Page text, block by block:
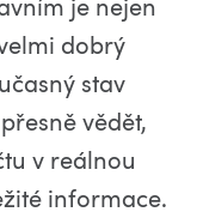
dobrý
stav
vědět,
v reálnou
informace.